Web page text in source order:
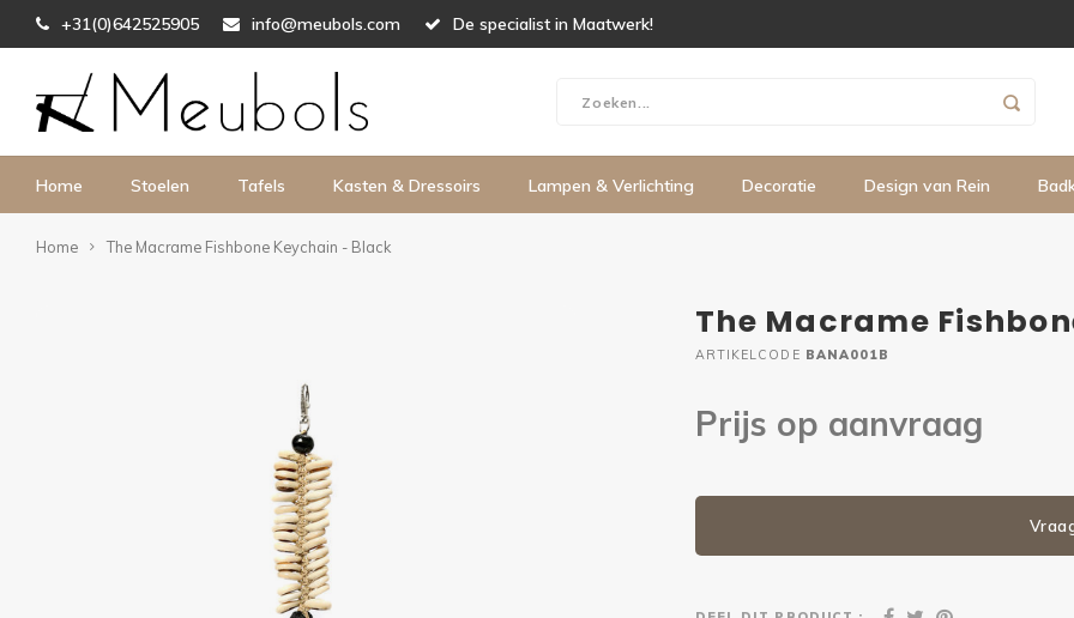
+31(0)642525905 info@meubols.com De specialist in Maatwerk!
Home Stoelen Tafels Kasten & Dressoirs Lampen & Verlichting Decoratie Design van Rein
Home The Macrame Fishbone Keychain - Black
The Macrame
ARTIKELCODE BANA001B
Prijs op aanvraag